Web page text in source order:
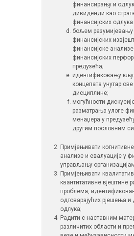
финансирању и
дивиденди као
финансијских
бољем разумијевању
финансијских
финансијске
финансијских
предузећа;
идентификовању
концепата унутар
дисциплине;
могућности
разматрања улоге
менаџера у
другим пословним
Примјењивати
анализе и евалуације у
управљању
Примјењивати
квантитативне вјештине
проблема,
одговарајућих рјешења
одлука;
Радити с наставним
различитих области и